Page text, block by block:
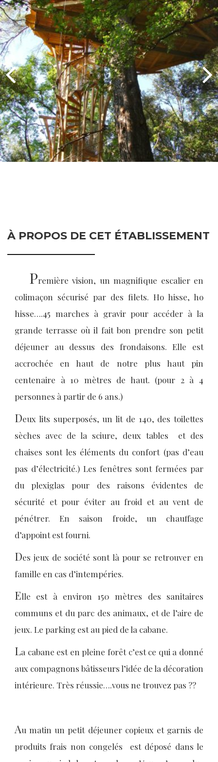
À PROPOS DE CET ÉTABLISSEMENT
Première vision, un magnifique escalier en
colimaçon sécurisé par des filets. Ho hisse, ho
hisse….45 marches à gravir pour accéder à la
grande terrasse où il fait bon prendre son petit
déjeuner au dessus des frondaisons. Elle est
accrochée en haut de notre plus haut pin
centenaire à 10 mètres de haut. (pour 2 à 4
personnes à partir de 6 ans.)
Deux lits superposés, un lit de 140, des toilettes
sèches avec de la sciure, deux tables et des
chaises sont les éléments du confort (pas d’eau
pas d’électricité.) Les fenêtres sont fermées par
du plexiglas pour des raisons évidentes de
sécurité et pour éviter au froid et au vent de
pénétrer. En saison froide, un chauffage
d’appoint est fourni.
Des jeux de société sont là pour se retrouver en
famille en cas d’intempéries.
Elle est à environ 150 mètres des sanitaires
communs et du parc des animaux, et de l’aire de
jeux. Le parking est au pied de la cabane.
La cabane est en pleine forêt c’est ce qui a donné
aux compagnons bâtisseurs l’idée de la décoration
intérieure. Très réussie….vous ne trouvez pas ??
Au matin un petit déjeuner copieux et garnis de
produits frais non congelés est déposé dans le